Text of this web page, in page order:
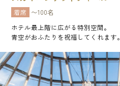
着席 〜100名
ホテル最上階に広がる特別空間。
青空がおふたりを祝福してくれます。